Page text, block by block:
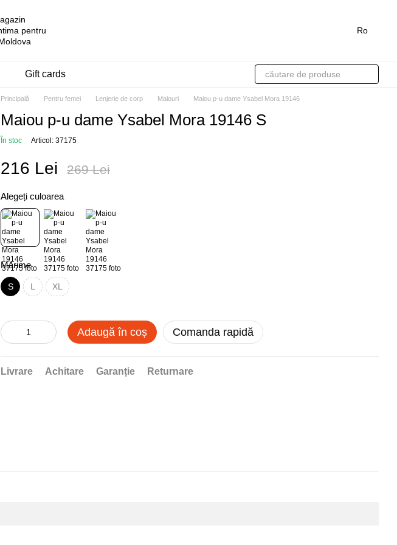
Ro
Gift cards
Principală Pentru femei Lenjerie de corp Maiouri Maiou p-u dame Ysabel Mora 19146
Maiou p-u dame Ysabel Mora 19146 S
În stoc Articol: 37175
216 Lei 269 Lei
Alegeți culoarea
Mărime
S L XL
Adaugă în coș Comanda rapidă
Livrare Achitare Garanție Returnare